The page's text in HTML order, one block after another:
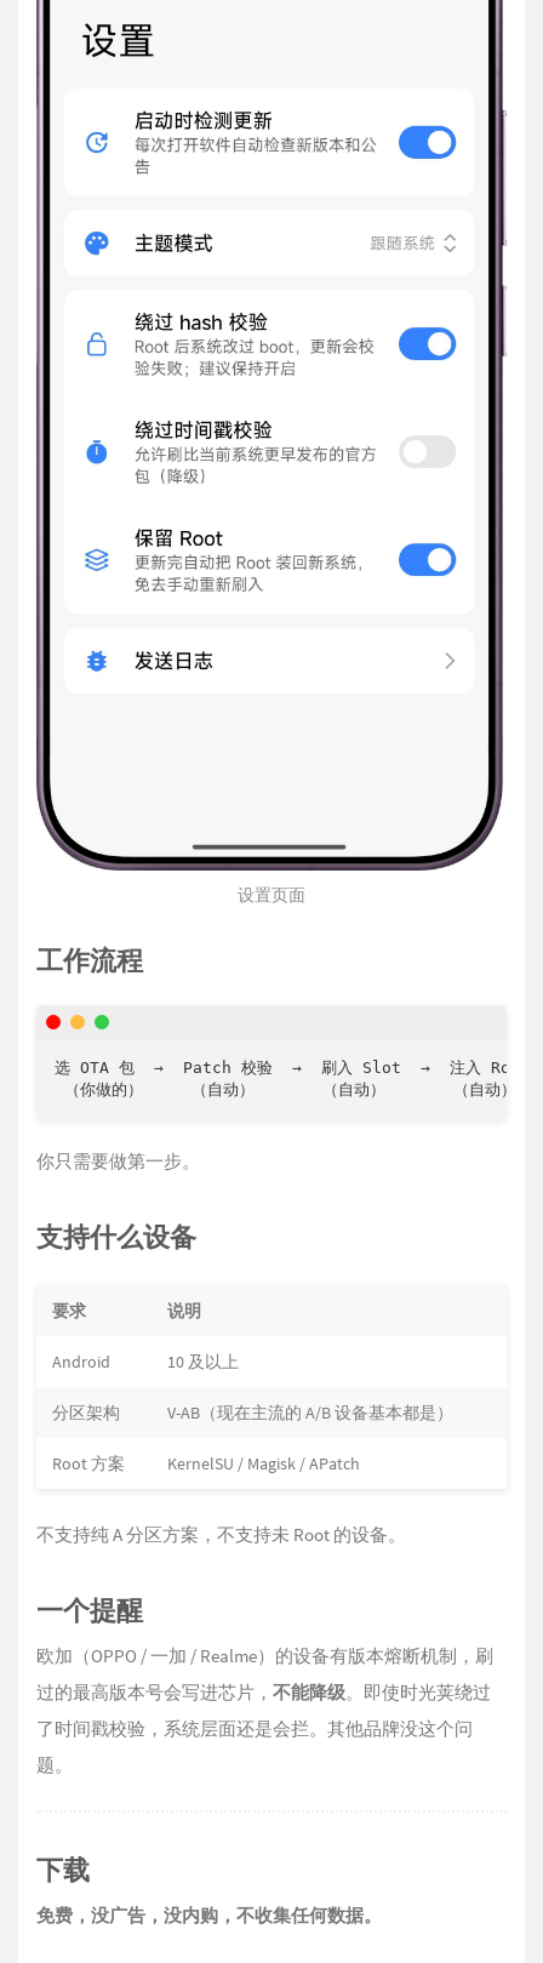
设置页面
工作流程
选 OTA 包  →  Patch 校验  →  刷入 Slot  →  注入 Root
（你做的）     （自动）       （自动）       （自动）
你只需要做第一步。
支持什么设备
要求 说明
Android 10 及以上
分区架构 V-AB（现在主流的 A/B 设备基本都是）
Root 方案 KernelSU / Magisk / APatch
不支持纯 A 分区方案，不支持未 Root 的设备。
一个提醒
欧加（OPPO / 一加 / Realme）的设备有版本熔断机制，刷
过的最高版本号会写进芯片， 不能降级。即使时光荚绕过
了时间戳校验，系统层面还是会拦。其他品牌没这个问
题。
下载
免费，没广告，没内购，不收集任何数据。